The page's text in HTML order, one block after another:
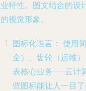
特性。图文结合的设
视觉形象。
图标化语言： 使用
全）、齿轮（运维
表核心业务——云计
些图标能让人一目